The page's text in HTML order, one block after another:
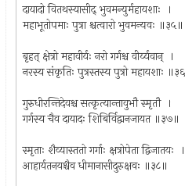
दायादो वितथस्यासीद् भुवमन्युर्महायशाः ।
महाभूतोपमाः पुत्रा श्चत्वारो भुवमन्यवः ॥३५॥
बृहत् क्षेत्रो महावीर्यः नरो गर्गश्च वीर्य्यवान् ।
नरस्य संकृतिः पुत्रस्तस्य पुत्रो महायशाः
गुरुधीरन्तिदेवश्च सत्कृत्यान्तावुभौ स्मृतौ ।
गर्गस्य चैव दायादः शिबिर्विद्वानजायत ॥३७॥
स्मृताः शैव्यास्ततो गर्गाः क्षत्रोपेता द्विजातयः ।
आहार्यतनयश्चैव धीमानासीदुरुक्षवः ॥३८॥